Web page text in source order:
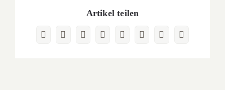
Artikel teilen
Facebook
X RedditLinkedInWhatsApp
Pinterest
Vk
E-